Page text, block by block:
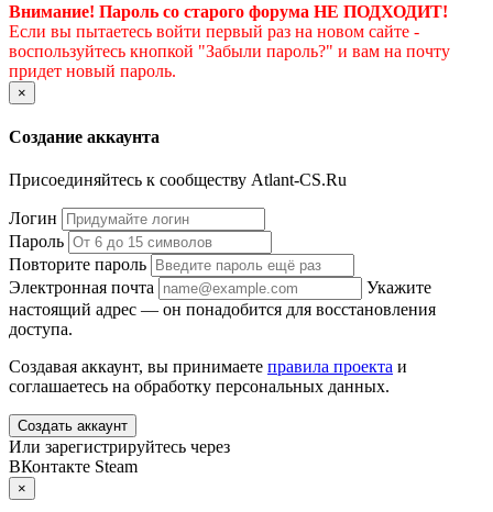
Внимание! Пароль со старого форума НЕ ПОДХОДИТ!
Если вы пытаетесь войти первый раз на новом сайте -
воспользуйтесь кнопкой "Забыли пароль?" и вам на почту
придет новый пароль.
×
Создание аккаунта
Присоединяйтесь к сообществу Atlant-CS.Ru
Логин
Пароль
Повторите пароль
Электронная почта
Укажите
настоящий адрес — он понадобится для восстановления
доступа.
Создавая аккаунт, вы принимаете правила проекта и
соглашаетесь на обработку персональных данных.
Создать аккаунт
Или зарегистрируйтесь через
ВКонтакте Steam
×